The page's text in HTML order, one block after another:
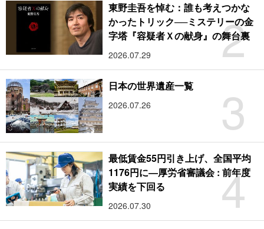
2
東野圭吾を悼む：誰も考えつかな
かったトリック──ミステリーの金
字塔『容疑者Ｘの献身』の舞台裏
2026.07.29
3
日本の世界遺産一覧
2026.07.26
4
最低賃金55円引き上げ、全国平均
1176円に―厚労省審議会 : 前年度
実績を下回る
2026.07.30